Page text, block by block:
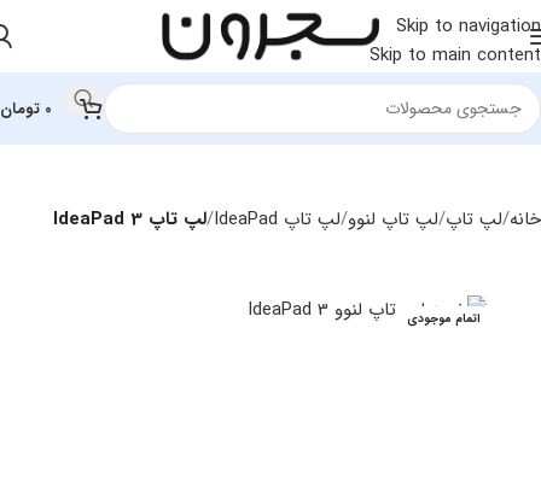
Skip to navigation
Skip to main content
0 تومان
خانه لپ تاپ لپ‌ تاپ لنوو لپ تاپ IdeaPad لپ تاپ IdeaPad 3
اتمام موجودی